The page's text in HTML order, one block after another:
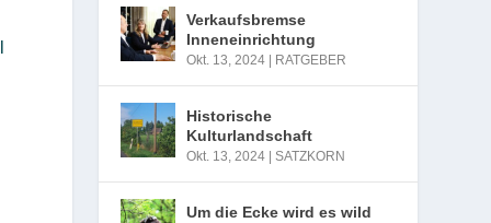
Verkaufsbremse
Inneneinrichtung
Okt. 13, 2024 RATGEBER
Historische
Kulturlandschaft
Okt. 13, 2024 |SATZKORN
Um die Ecke wird es wild